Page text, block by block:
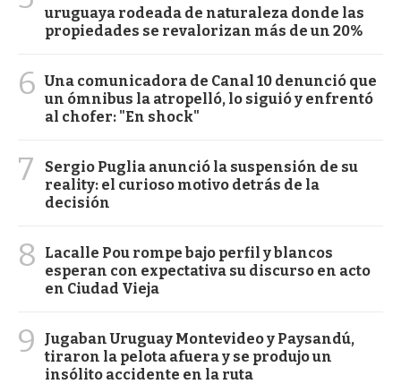
uruguaya rodeada de naturaleza donde las
propiedades se revalorizan más de un 20%
6 Una comunicadora de Canal 10 denunció que
un ómnibus la atropelló, lo siguió y enfrentó
al chofer: "En shock"
7
Sergio Puglia anunció la suspensión de su
reality: el curioso motivo detrás de la
decisión
8
Lacalle Pou rompe bajo perfil y blancos
esperan con expectativa su discurso en acto
en Ciudad Vieja
9
Jugaban Uruguay Montevideo y Paysandú,
tiraron la pelota afuera y se produjo un
insólito accidente en la ruta